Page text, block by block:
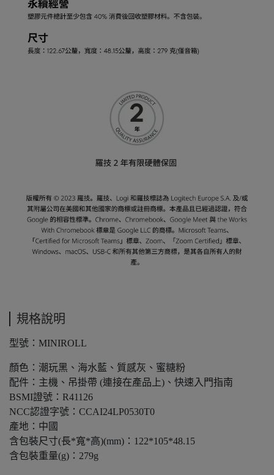
規格說明
型號：MINIROLL
顏色：潮玩黑、海水藍、質感灰、蜜糖粉
配件：主機、吊掛帶 (連接在產品上)、快速入門指南
BSMI證號：R41126
NCC認證字號：CCAI24LP0530T0
產地：中國
含包裝尺寸(長*寬*高)(mm)：122*105*48.15
含包裝重量(g)：279g